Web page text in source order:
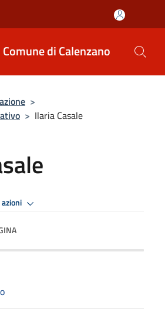
Comune di Calenzano
>
> Ilaria Casale